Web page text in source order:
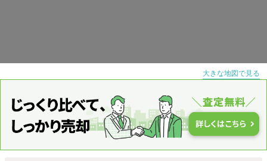
大きな地図で見る